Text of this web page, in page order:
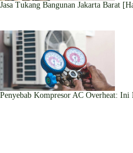
Jasa Tukang Bangunan Jakarta Barat
Penyebab Kompresor AC Overheat: Ini